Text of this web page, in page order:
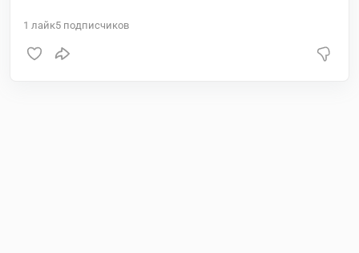
1 лайк5 подписчиков